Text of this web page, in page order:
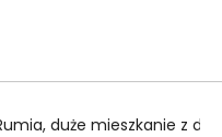
duże mieszkanie z